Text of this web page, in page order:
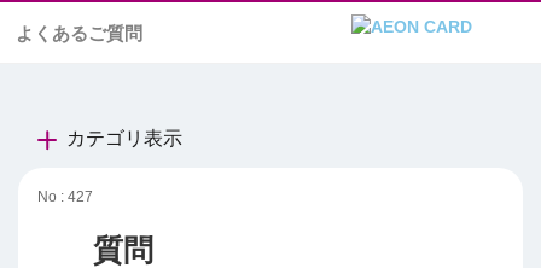
よくあるご質問
カテゴリ表示
No : 427